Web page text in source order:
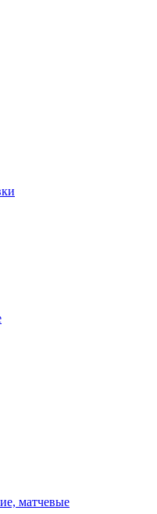
матчевые